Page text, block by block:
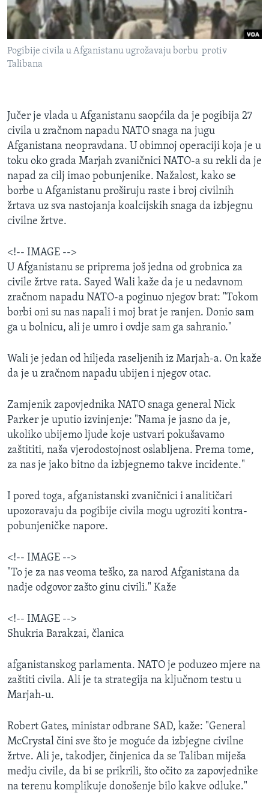
MAGAZIN
O GLASU AMERIKE
Learning English
Jezici
Pogibije civila u Afganistanu ugrožavaju borbu protiv
Talibana
Jučer je vlada u Afganistanu saopćila da je pogibija 27
civila u zračnom napadu NATO snaga na jugu
Afganistana neopravdana. U obimnoj operaciji koja je u
toku oko grada Marjah zvaničnici NATO-a su rekli da je
napad za cilj imao pobunjenike. Nažalost, kako se
borbe u Afganistanu proširuju raste i broj civilnih
žrtava uz sva nastojanja koalcijskih snaga da izbjegnu
civilne žrtve.
<!-- IMAGE -->
U Afganistanu se priprema još jedna od grobnica za
civile žrtve rata. Sayed Wali kaže da je u nedavnom
zračnom napadu NATO-a poginuo njegov brat: "Tokom
borbi oni su nas napali i moj brat je ranjen. Donio sam
ga u bolnicu, ali je umro i ovdje sam ga sahranio."
Wali je jedan od hiljeda raseljenih iz Marjah-a. On kaže
da je u zračnom napadu ubijen i njegov otac.
Zamjenik zapovjednika NATO snaga general Nick
Parker je uputio izvinjenje: "Nama je jasno da je,
ukoliko ubijemo ljude koje ustvari pokušavamo
zaštititi, naša vjerodostojnost oslabljena. Prema tome,
za nas je jako bitno da izbjegnemo takve incidente."
I pored toga, afganistanski zvaničnici i analitičari
upozoravaju da pogibije civila mogu ugroziti kontra-
pobunjeničke napore.
<!-- IMAGE -->
"To je za nas veoma teško, za narod Afganistana da
nadje odgovor zašto ginu civili." Kaže
<!-- IMAGE -->
Shukria Barakzai, članica
afganistanskog parlamenta. NATO je poduzeo mjere na
zaštiti civila. Ali je ta strategija na ključnom testu u
Marjah-u.
Robert Gates, ministar odbrane SAD, kaže: "General
McCrystal čini sve što je moguće da izbjegne civilne
žrtve. Ali je, takodjer, činjenica da se Taliban miješa
medju civile, da bi se prikrili, što očito za zapovjednike
na terenu komplikuje donošenje bilo kakve odluke."